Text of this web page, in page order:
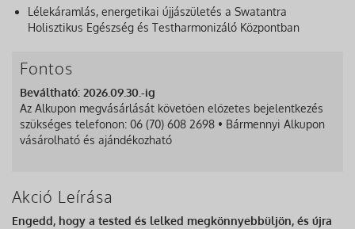
Lélekáramlás, energetikai újjászületés a Swatantra
Holisztikus Egészség és Testharmonizáló Központban
Fontos
Beváltható: 2026.09.30.-ig
Az Alkupon megvásárlását követően előzetes bejelentkezés
szükséges telefonon: 06 (70) 608 2698 • Bármennyi Alkupon
vásárolható és ajándékozható
Akció Leírása
Engedd, hogy a tested és lelked megkönnyebbüljön, és újra